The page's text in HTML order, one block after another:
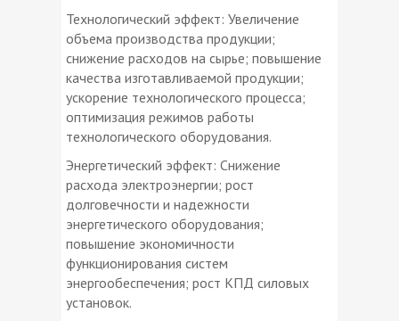
Технологический эффект: Увеличение
объема производства продукции;
снижение расходов на сырье; повышение
качества изготавливаемой продукции;
ускорение технологического процесса;
оптимизация режимов работы
технологического оборудования.
Энергетический эффект: Снижение
расхода электроэнергии; рост
долговечности и надежности
энергетического оборудования;
повышение экономичности
функционирования систем
энергообеспечения; рост КПД силовых
установок.